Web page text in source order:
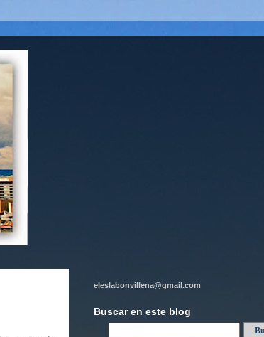
eleslabonvillena@gmail.com
Buscar en este blog